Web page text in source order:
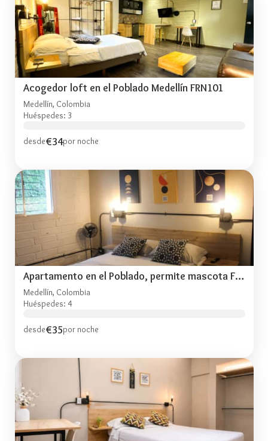
Acogedor loft en el Poblado Medellín FRN101
Medellín, Colombia
Huéspedes: 3
desde€34por noche
Apartamento en el Poblado, permite mascota FRN102
Medellín, Colombia
Huéspedes: 4
desde€35por noche